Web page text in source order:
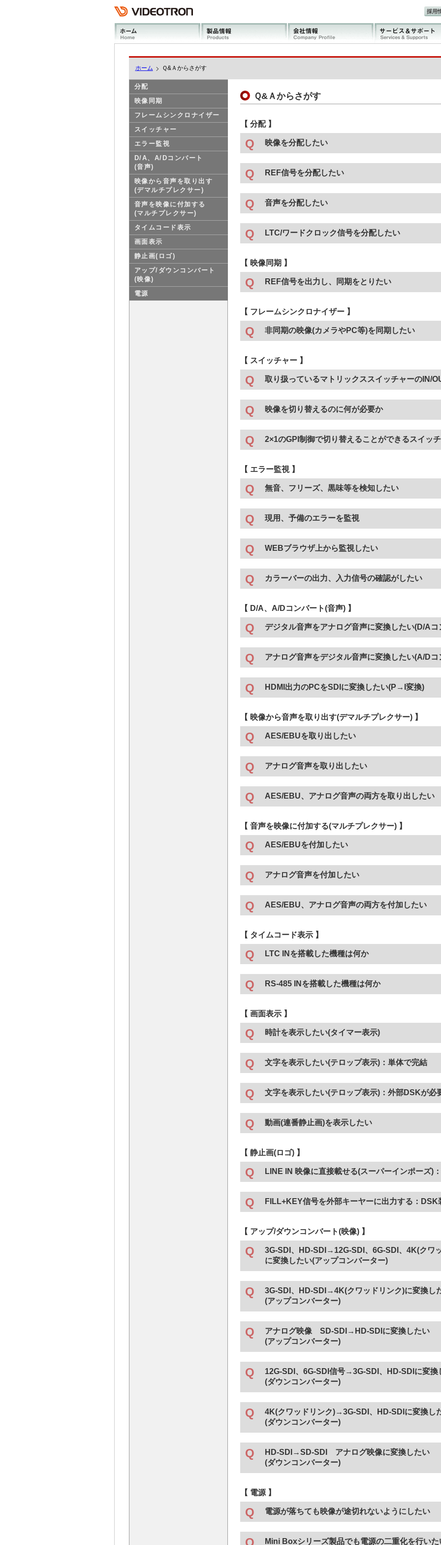
採用
ホーム Ｑ&Ａからさがす
分配
映像同期
フレームシンクロナイザー
スイッチャー
エラー監視
D/A、A/Dコンバート
(音声)
映像から音声を取り出す
(デマルチプレクサー)
音声を映像に付加する
(マルチプレクサー)
タイムコード表示
画面表示
静止画(ロゴ)
アップ/ダウンコンバート
(映像)
電源
Ｑ&Ａからさがす
【 分配 】
映像を分配したい
●Vbusモジュール機器
・DDA-70E 3G対応Eスルー付きSDI信号分配器(2CH対
・DDA-70E-S
・DDA-70EHB
・DDA-70HB 3G対応SDI信号分配器(4CH対応)
・DDA-70U-S
・ DDA-70VM 3G対応シグナルモニター付きSDI信号分配
●Mini Boxシリーズ製品
・DDA-20 3G対応SDI信号2分配器
・DDA-20-4HB 3G対応SDI信号分配器(2CH対応)
・DDA-20U
・DDA-30U 12G対応SDI信号分配器
●Vbusモジュール機器
・VDA-70B アナログ映像分配器
・VDA-70B-16 アナログ映像分配器
Mini Boxシリーズ製品
アナログ映像分配器(2CH対応)
REF信号を分配したい
●Vbusモジュール機器
・VDA-70B アナログ映像分配器
・VDA-70B-16 アナログ映像分配器
Mini Boxシリーズ製品
例えば弊社機器では、SG-70VorSG-30H シグナルジェ
⇒VDA-70BorVDA-70B-16orVDA-20-7
音声を分配したい
●AES/EBU音声の場合
・DDA-70AWL AES/WCLK/LTC信号分配器(2CH対応)
・DDA-70B-AES SRC内蔵2chデジタル音声分配器
アナログ音声(モノラル)の場合
・ADA-70A アナログ音声分配器
・ADA-70MS アナログ音声分配器(2CH)
LTC/ワードクロック信号を分配したい
【 映像同期 】
REF信号を出力し、同期をとりたい
・SG-30H 3G対応シグナルジェネレーター
・SG-70V シグナルジェネレーター ※接続例は
【 フレームシンクロナイザー 】
非同期の映像(カメラやPC等)を同期したい
●Vbusモジュール機器
・FS-70-4K
・ FS-70H 3G対応フレームシンクロナイザー
●Mini Boxシリーズ製品
・FS-20V 3G対応フレームシンクロナイザー
●Mini Boxシリーズ製品
・ HMS-30H HDMI/DVI to SDIコンバーター
【 スイッチャー 】
取り扱っているマトリックススイッチャーのIN/
4×2
MTX-70-42F
8×8
MTX-70-88HB
32×16
MTX-70-3216HB
32×32
MTX-70-3232HB、MTX-70U-3232
※ 別途、対応パネルも必要です。映像入出力数に適したもの
映像を切り替えるのに何が必要か
MTXアプリケーション(MTXに付属)によってRS-422、
す。
2×1のGPI制御で切り替えることができるスイッ
※ スイッチャーをご使用時に映像、音声が乱れなどがある
【 エラー監視 】
無音、フリーズ、黒味等を検知したい
●Vbusモジュール機器
・DDA-70VM 3G対応シグナルモニター付きSDI信号分
・SMV-70H
●Vbusモジュール機器
●単体製品
・LM-90HD/SD 映像合成装置
現用、予備のエラーを監視
・CHO-70AES
SRC内蔵デジタル音声チェンジオーバー
AES/EBU信号のサンプルレート、フォーマット、信号レ
ス信号を監視。
・CHO-70TS
SYNC LOSSエラー、PATエラー等10種類を検出し切り替
CHO-70U2
12G対応チェンジオーバー
・SMS-70H
3G対応シグナルモニター&スイッチャー
無音、フリーズ、黒味等19種類の項目を検知、監視して
替え)。AUX入力も設けているため、現用・予備ともにエラ
WEBブラウザ上から監視したい
・Vbus-Webserver
Web Server対応オプション
※ Vbus-70V2、Vbus-SNMP-08、Vbus-SNMP-09には
標準で搭載されています。
※ SNMPに対応しない70モジュールは認識、制御できませ
対応モジュールは「各モジュールの機能対応表」
※ モジュールに搭載された機能によってはVbus-
カラーバーの出力、入力信号の確認がしたい
【 D/A、A/Dコンバート(音声) 】
デジタル音声をアナログ音声に変換したい(D/Aコ
・DAC-70B-AES オーディオD/Aコンバーター
アナログ音声をデジタル音声に変換したい(A/Dコ
・ADC-70B-AES オーディオA/Dコンバーター
HDMI出力のPCをSDIに変換したい(P→I変換)
・HMS-70 HDMI/DVI to SDIコンバーター
・HMS-30H HDMI/DVI to SDIコンバーター
・HMS-30U 4K対応HDMI to SDIコンバーター
【 映像から音声を取り出す(デマルチプレクサー) 】
AES/EBUを取り出したい
●Vbusモジュール機器
・ DMX-70B 3G対応音声デマルチプレクサー
・DMX-70H-A 3G対応音声デマルチプレクサー(アナログ4
・HSC-70H 3G対応ダウンコンバーター
・SHM-20U-A 12G対応AES出力付きSDI to HDMIコンバー
アナログ音声を取り出したい
●Vbusモジュール機器
・DMX-70H-A 3G対応音声デマルチプレクサー(アナログ4
・HSC-70H-A 3G対応ダウンコンバーター(アナログ音声出
・HSC-70H-AR
3G対応ダウンコンバーター
(アナログ音声出力＋アスペクト制御機能
3G対応ダウンコンバーター(アナログ音声
●Mini Boxシリーズ製品
・SHM-20U-AN 12G対応アナログ音声出力付きSDI to
・DMX-30H 3G対応音声デマルチプレクサー
AES/EBU、アナログ音声の両方を取り出したい
・DMX-70H-A
3G対応音声デマルチプレクサー
(アナログ4出力・デジタル4出力)
・ SHM-20U-AN 12G対応アナログ音声出力付きSDI to
【 音声を映像に付加する(マルチプレクサー) 】
AES/EBUを付加したい
・MUX-70U 12G対応音声マルチプレクサー
・ MUX-70U-D 12G対応音声マルチプレクサー(デジタル8入
・MUX-70H-D 3G対応音声マルチプレクサー(デジタル8入
アナログ音声を付加したい
・MUX-70U-A 12G対応音声マルチプレクサー(アナログ4
・MUX-70H-A 3G対応音声マルチプレクサー(アナログ4入
AES/EBU、アナログ音声の両方を付加したい
・MUX-30H-A 3G対応4CHアナログ音声マルチプレクサー
・MUX-30U 12G対応音声マルチプレクサー
【 タイムコード表示 】
LTC INを搭載した機種は何か
・FS-70H 3G対応フレームシンクロナイザー
・FS-70U 12G対応フレームシンクロナイザー
・MUX-70Hシリーズ
・MUX-70Uシリーズ 12G対応音声マルチプレクサー
・TCI-70HD/SD タイムコードインサーター
・TLG-70U
TLG-70VC-L
・VT-70U 12G対応ビデオタイマー
RS-485 INを搭載した機種は何か
・TLG-70VC
※ 動作にはTLG-70Vタイムロゴ・ジェネレーターが必要です。
・VT-70U 12G対応ビデオタイマー
※ 動作にはVbus-Webserverか、VT-70UP操作パネルが必要
【 画面表示 】
時計を表示したい(タイマー表示)
・TLG-70SB DSK機能付きタイム&ロゴジェネレーター
・TLG-70U 12G対応タイムロゴ・ジェネレーター
※ 動作にはTLG-70VCコントロールモジュールか
・VT-70U 12G対応ビデオタイマー
※ 動作にはVbus-Webserverか、VT-70UP
文字を表示したい(テロップ表示)：単体で完結
・HCK-30 3G対応HDMI/DVIカラーキーヤー
・TG-70V スーパーインポーズ機能付きタイトル・ジェネ
文字を表示したい(テロップ表示)：外部DSKが必
・ST-380U G2 12G対応キャラクタージェネレーター
・ST-380HD G2 HD対応キャラクタージェネレーター
動画(連番静止画)を表示したい
【 静止画(ロゴ) 】
LINE IN 映像に直接載せる(スーパーインポーズ)
●Vbusモジュール機器
・LG-70V スーパーインポーズ機能付きロゴジェネレー
・SG-70V 3G対応シグナルジェネレーター
FILL+KEY信号を外部キーヤーに出力する：DSK
・MF-70V ムービーファイル
・TLG-70U 12G対応タイムロゴ・ジェネレーター
・TLG-70V タイムロゴジェネレーター
TLG-70VC-Lコントロールモジュール(LTC対応)が必要で
【 アップ/ダウンコンバート(映像) 】
3G-SDI、HD-SDI→12G-SDI、6G-SDI、4K(クワ
に変換したい(アップコンバーター)
・HUC-70U 12G対応UHDアップコンバーター
3G-SDI、HD-SDI→4K(クワッドリンク)に変換し
(アップコンバーター)
・HUC-70 UHDアップコンバーター
アナログ映像 SD-SDI→HD-SDIに変換したい
(アップコンバーター)
・SHC-70H 3G対応フレームレート変換機能付きアップコ
12G-SDI、6G-SDI信号→3G-SDI、HD-SDIに変換
(ダウンコンバーター)
●Vbusモジュール機器
・UHC-70U 12G対応UHDダウンコンバーター
・ UHC-30U 12G対応UHDダウンコンバーター
4K(クワッドリンク)→3G-SDI、HD-SDIに変換し
(ダウンコンバーター)
・UHC-70 UHDダウンコンバーター
HD-SDI→SD-SDI アナログ映像に変換したい
(ダウンコンバーター)
・
・HSC-70H-AR
3G対応ダウンコンバーター
・HSC-70V 3G対応ダウンコンバーター
【 電源 】
電源が落ちても映像が途切れないようにしたい
・エマージェンシースルー(バイパス機能)搭載の機器を
※ エマージェンシースルー非対応の出力CHもございますのでご
Mini Boxシリーズ製品でも電源の二重化を行いた